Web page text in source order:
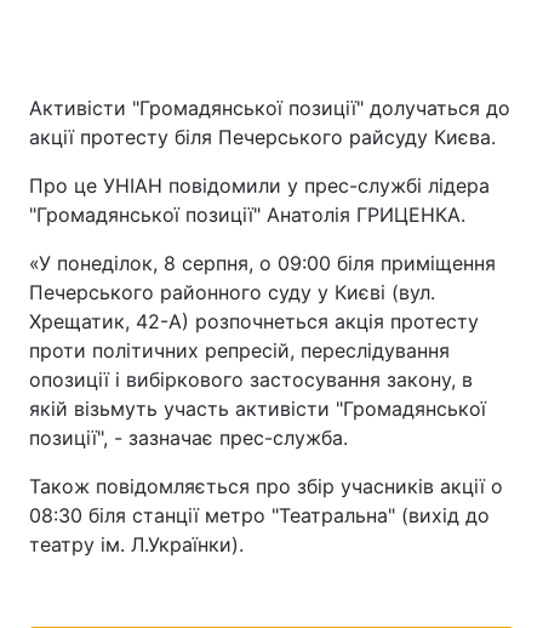
Активісти "Громадянської позиції" долучаться до
акції протесту біля Печерського райсуду Києва.
Про це УНІАН повідомили у прес-службі лідера
"Громадянської позиції" Анатолія ГРИЦЕНКА.
«У понеділок, 8 серпня, о 09:00 біля приміщення
Печерського районного суду у Києві (вул.
Хрещатик, 42-А) розпочнеться акція протесту
проти політичних репресій, переслідування
опозиції і вибіркового застосування закону, в
якій візьмуть участь активісти "Громадянської
позиції", - зазначає прес-служба.
Також повідомляється про збір учасників акції о
08:30 біля станції метро "Театральна" (вихід до
театру ім. Л.Українки).